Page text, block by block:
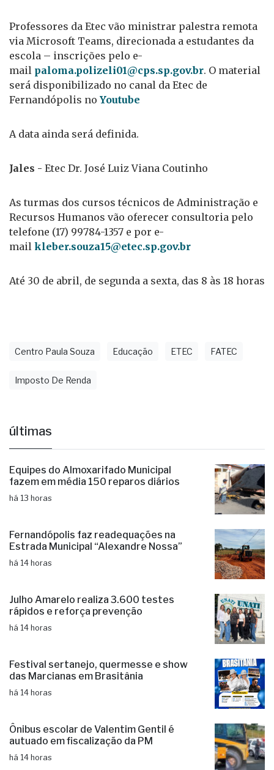
Professores da Etec vão ministrar palestra remota
via Microsoft Teams, direcionada a estudantes da
escola – inscrições pelo e-
mail paloma.polizeli01@cps.sp.gov.br. O material
será disponibilizado no canal da Etec de
Fernandópolis no Youtube
A data ainda será definida.
Jales - Etec Dr. José Luiz Viana Coutinho
As turmas dos cursos técnicos de Administração e
Recursos Humanos vão oferecer consultoria pelo
telefone (17) 99784-1357 e por e-
mail kleber.souza15@etec.sp.gov.br
Até 30 de abril, de segunda a sexta, das 8 às 18 horas
Centro Paula Souza Educação ETEC FATEC
Imposto De Renda
últimas
Equipes do Almoxarifado Municipal
fazem em média 150 reparos diários
há 13 horas
Fernandópolis faz readequações na
Estrada Municipal “Alexandre Nossa”
há 14 horas
Julho Amarelo realiza 3.600 testes
rápidos e reforça prevenção
há 14 horas
Festival sertanejo, quermesse e show
das Marcianas em Brasitânia
há 14 horas
Ônibus escolar de Valentim Gentil é
autuado em fiscalização da PM
há 14 horas